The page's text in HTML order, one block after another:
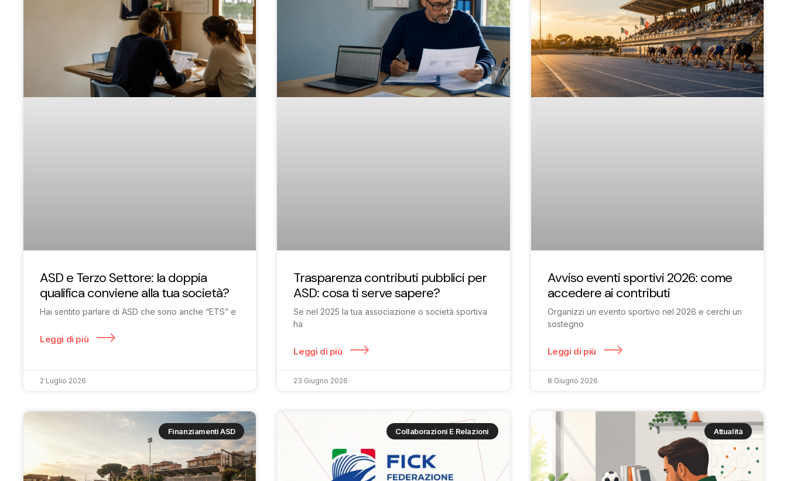
ASD e Terzo Settore: la doppia
qualifica conviene alla tua società?
Hai sentito parlare di ASD che sono anche “ETS” e
Leggi di più
2 Luglio 2026
Trasparenza contributi pubblici per
ASD: cosa ti serve sapere?
Se nel 2025 la tua associazione o società sportiva
ha
Leggi di più
23 Giugno 2026
Avviso eventi sportivi 2026: come
accedere ai contributi
Organizzi un evento sportivo nel 2026 e cerchi un
sostegno
Leggi di più
8 Giugno 2026
Finanziamenti ASD Collaborazioni E Relazioni Attualità